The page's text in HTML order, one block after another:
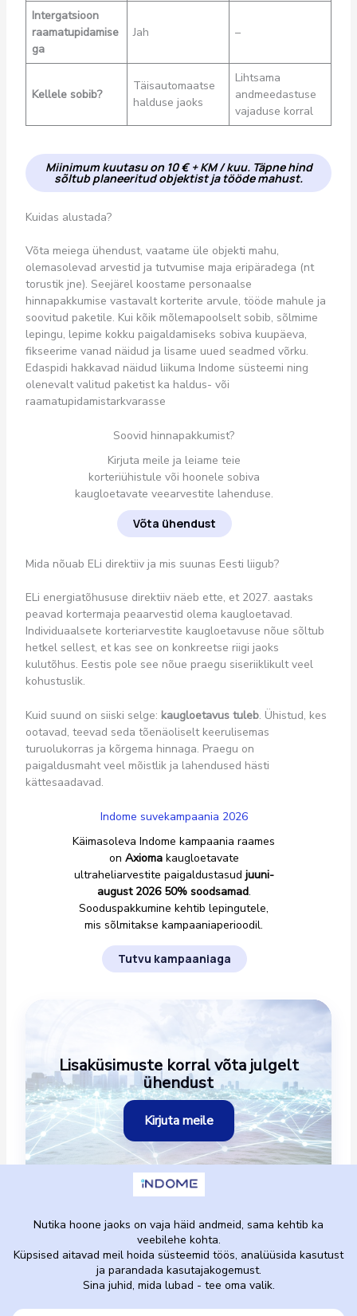
Intergatsioon
raamatupidamise
ga
Jah –
Kellele sobib?
Täisautomaatse
halduse jaoks
Lihtsama
andmeedastuse
vajaduse korral
Miinimum kuutasu on 10 € + KM / kuu. Täpne hind
sõltub planeeritud objektist ja tööde mahust.
Kuidas alustada?
Võta meiega ühendust, vaatame üle objekti mahu,
olemasolevad arvestid ja tutvumise maja eripäradega (nt
torustik jne). Seejärel koostame personaalse
hinnapakkumise vastavalt korterite arvule, tööde mahule ja
soovitud paketile. Kui kõik mõlemapoolselt sobib, sõlmime
lepingu, lepime kokku paigaldamiseks sobiva kuupäeva,
fikseerime vanad näidud ja lisame uued seadmed võrku.
Edaspidi hakkavad näidud liikuma Indome süsteemi ning
olenevalt valitud paketist ka haldus- või
raamatupidamistarkvarasse
Soovid hinnapakkumist?
Kirjuta meile ja leiame teie
korteriühistule või hoonele sobiva
kaugloetavate veearvestite lahenduse.
Võta ühendust
Mida nõuab ELi direktiiv ja mis suunas Eesti liigub?
ELi energiatõhususe direktiiv näeb ette, et 2027. aastaks
peavad kortermaja peaarvestid olema kaugloetavad.
Individuaalsete korteriarvestite kaugloetavuse nõue sõltub
hetkel sellest, et kas see on konkreetse riigi jaoks
kulutõhus. Eestis pole see nõue praegu siseriiklikult veel
kohustuslik.
Kuid suund on siiski selge: kaugloetavus tuleb. Ühistud, kes
ootavad, teevad seda tõenäoliselt keerulisemas
turuolukorras ja kõrgema hinnaga. Praegu on
paigaldusmaht veel mõistlik ja lahendused hästi
kättesaadavad.
Indome suvekampaania 2026
Käimasoleva Indome kampaania raames
on Axiomakaugloetavate
ultraheliarvestite paigaldustasud juuni-
august 2026 50% soodsamad.
Sooduspakkumine kehtib lepingutele,
mis sõlmitakse kampaaniaperioodil.
Tutvu kampaaniaga
Lisaküsimuste korral võta julgelt
ühendust
Kirjuta meile
Avaleht
Privaatsuspoliitika